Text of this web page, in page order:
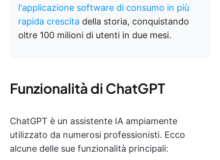
l'applicazione software di consumo in più
rapida crescita della storia, conquistando
oltre 100 milioni di utenti in due mesi.
Funzionalità di ChatGPT
ChatGPT è un assistente IA ampiamente
utilizzato da numerosi professionisti. Ecco
alcune delle sue funzionalità principali: